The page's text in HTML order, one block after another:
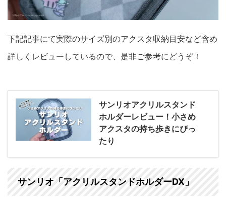
下記記事にて実際のサイズ別のアクスタ収納目安など含め
詳しくレビューしているので、是非ご参考にどうぞ！
サンリオアクリルスタンド
ホルダーレビュー！小さめ
アクスタの持ち歩きにぴっ
たり
サンリオ「アクリルスタンドホルダーDX」